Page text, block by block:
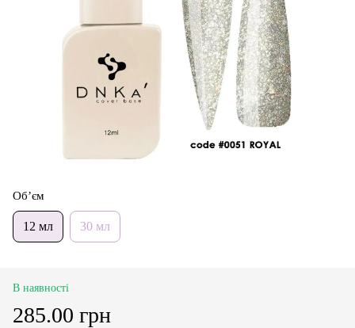
Об’єм
12 мл 30 мл
В наявності
285.00 грн